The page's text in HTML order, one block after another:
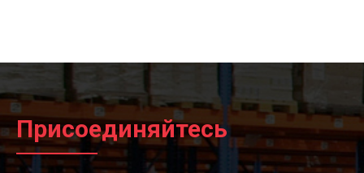
Присоединяйтесь